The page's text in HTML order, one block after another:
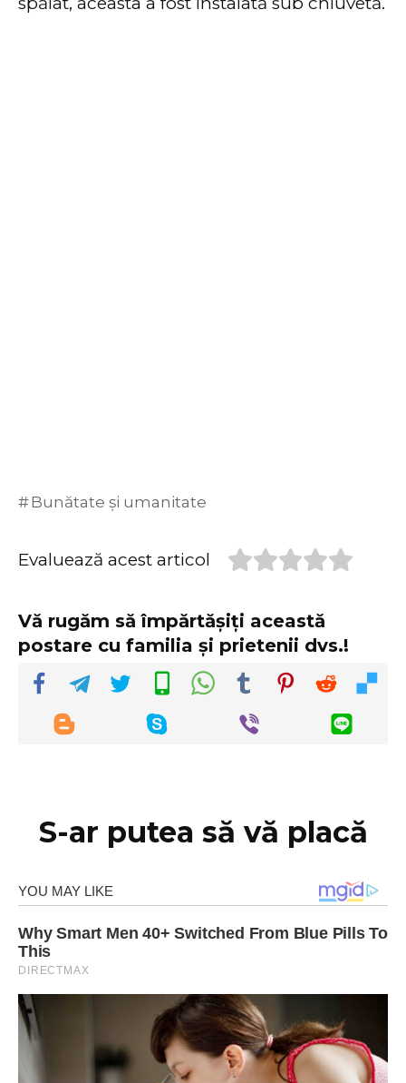
Bunătate și umanitate
Evaluează acest articol
Vă rugăm să împărtășiți această
postare cu familia și prietenii dvs.!
S-ar putea să vă placă